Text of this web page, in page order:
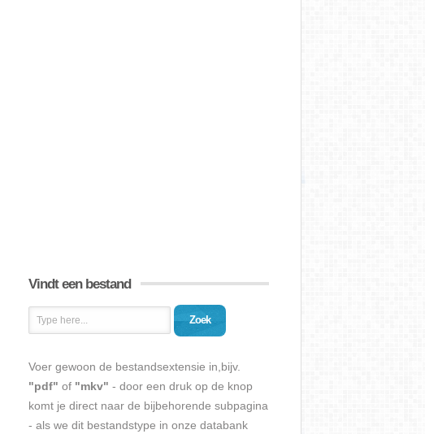
Vindt een bestand
Zoek
Voer gewoon de bestandsextensie in,bijv.
"pdf" of "mkv" - door een druk op de knop
komt je direct naar de bijbehorende subpagina
- als we dit bestandstype in onze databank